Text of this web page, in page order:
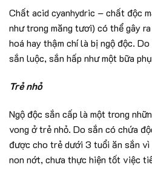
Chất acid cyanhydric – chất độc
như trong măng tươi) có thể gây
hoá hay thậm chí là bị ngộ độc.
sắn luộc, sắn hấp như một bữa
Trẻ nhỏ
Ngộ độc sắn cấp là một trong
vong ở trẻ nhỏ. Do sắn có chứa
được cho trẻ dưới 3 tuổi ăn sắn
non nớt, chưa thực hiện tốt việc